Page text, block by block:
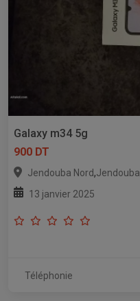
Galaxy m34 5g
900 DT
Jendouba Nord,Jendouba
13 janvier 2025
Téléphonie